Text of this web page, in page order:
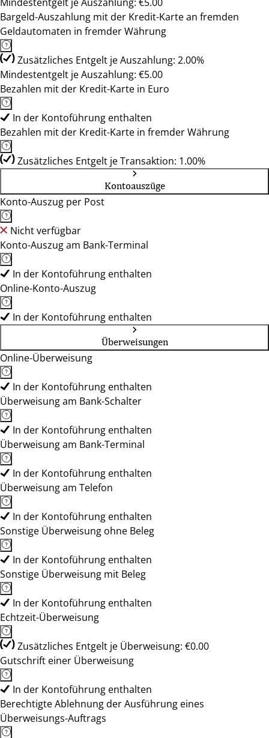
Bargeld-Auszahlung mit der Kredit-Karte an fremden
Geldautomaten in fremder Währung
Zusätzliches Entgelt je Auszahlung: 2.00%
Mindestentgelt je Auszahlung: €5.00
Bezahlen mit der Kredit-Karte in Euro
In der Kontoführung enthalten
Bezahlen mit der Kredit-Karte in fremder Währung
Zusätzliches Entgelt je Transaktion: 1.00%
Kontoauszüge
Konto-Auszug per Post
Nicht verfügbar
Konto-Auszug am Bank-Terminal
In der Kontoführung enthalten
Online-Konto-Auszug
In der Kontoführung enthalten
Überweisungen
Online-Überweisung
In der Kontoführung enthalten
Überweisung am Bank-Schalter
In der Kontoführung enthalten
Überweisung am Bank-Terminal
In der Kontoführung enthalten
Überweisung am Telefon
In der Kontoführung enthalten
Sonstige Überweisung ohne Beleg
In der Kontoführung enthalten
Sonstige Überweisung mit Beleg
In der Kontoführung enthalten
Echtzeit-Überweisung
Zusätzliches Entgelt je Überweisung: €0.00
Gutschrift einer Überweisung
In der Kontoführung enthalten
Berechtigte Ablehnung der Ausführung eines
Überweisungs-Auftrags